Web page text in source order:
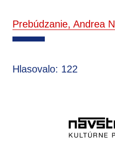
Prebúdzanie, Andrea
Hlasovalo: 122